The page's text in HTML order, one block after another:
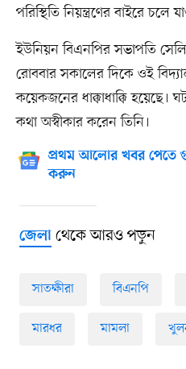
পরিস্থিতি নিয়ন্ত্রণের বাইরে চলে
ইউনিয়ন বিএনপির সভাপতি
রোববার সকালের দিকে ওই
কয়েকজনের ধাক্কাধাক্কি হয়েছে।
কথা অস্বীকার করেন তিনি।
প্রথম আলোর খবর পেতে
করুন
জেলাথেকে আরও পড়ুন
সাতক্ষীরা বিএনপি
মারধর মামলা